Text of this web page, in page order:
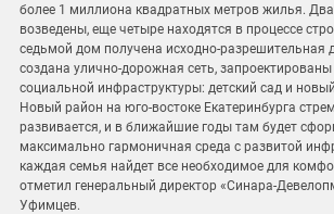
более 1 миллиона квадратных метров жилья.
возведены, еще четыре находятся в процессе
седьмой дом получена исходно-разрешительная
создана улично-дорожная сеть,
социальной инфраструктуры: детский сад и
Новый район на юго-востоке Екатеринбурга
развивается, и в ближайшие годы там будет
максимально гармоничная среда с развитой
каждая семья найдет все необходимое для
отметил генеральный директор «Синара-
Уфимцев.